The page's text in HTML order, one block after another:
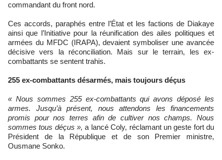
commandant du front nord.
Ces accords, paraphés entre l’État et les factions de Diakaye
ainsi que l’Initiative pour la réunification des ailes politiques et
armées du MFDC (IRAPA), devaient symboliser une avancée
décisive vers la réconciliation. Mais sur le terrain, les ex-
combattants se sentent trahis.
255 ex-combattants désarmés, mais toujours déçus
« Nous sommes 255 ex-combattants qui avons déposé les
armes. Jusqu’à présent, nous attendons les financements
promis pour nos terres afin de cultiver nos champs. Nous
sommes tous déçus », a lancé Coly, réclamant un geste fort du
Président de la République et de son Premier ministre,
Ousmane Sonko.